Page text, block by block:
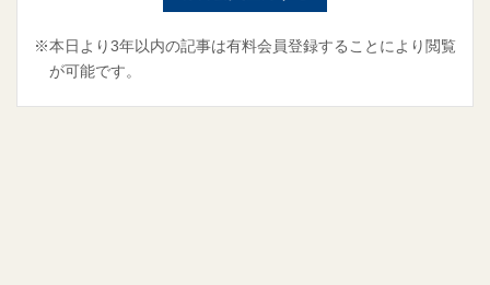
※本日より3年以内の記事は有料会員登録することにより閲覧
が可能です。